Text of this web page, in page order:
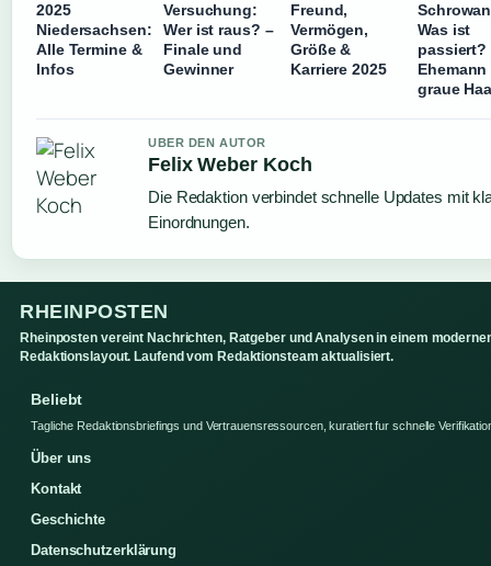
2025
Niedersachsen:
Alle Termine &
Infos
Versuchung:
Wer ist raus? –
Finale und
Gewinner
Freund,
Vermögen,
Größe &
Karriere 2025
Was ist
passiert?
Ehemann
graue
UBER DEN AUTOR
Felix Weber Koch
Die Redaktion verbindet schnelle Updates mit
Einordnungen.
RHEINPOSTEN
Rheinposten vereint Nachrichten, Ratgeber und Analysen in einem
Redaktionslayout. Laufend vom Redaktionsteam aktualisiert.
Beliebt
Tagliche Redaktionsbriefings und Vertrauensressourcen, kuratiert fur schnelle
Über uns
Kontakt
Geschichte
Datenschutzerklärung